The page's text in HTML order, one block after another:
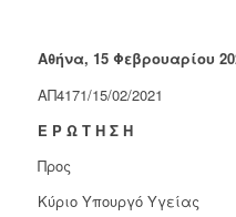
Αθήνα, 15 Φεβρουαρίου
ΑΠ4171/15/02/2021
Ε Ρ Ω Τ Η Σ Η
Προς
Κύριο Υπουργό Υγείας